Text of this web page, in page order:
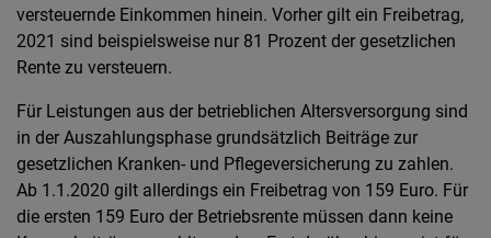
versteuernde Einkommen hinein. Vorher gilt ein Freibetrag,
2021 sind beispielsweise nur 81 Prozent der gesetzlichen
Rente zu versteuern.
Für Leistungen aus der betrieblichen Altersversorgung sind
in der Auszahlungsphase grundsätzlich Beiträge zur
gesetzlichen Kranken- und Pflegeversicherung zu zahlen.
Ab 1.1.2020 gilt allerdings ein Freibetrag von 159 Euro. Für
die ersten 159 Euro der Betriebsrente müssen dann keine